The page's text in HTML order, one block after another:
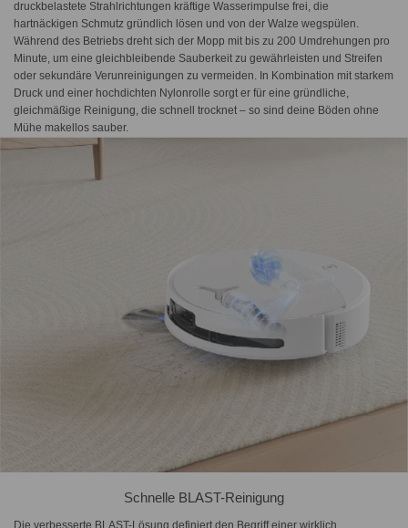
druckbelastete Strahlrichtungen kräftige Wasserimpulse frei, die
hartnäckigen Schmutz gründlich lösen und von der Walze wegspülen.
Während des Betriebs dreht sich der Mopp mit bis zu 200 Umdrehungen pro
Minute, um eine gleichbleibende Sauberkeit zu gewährleisten und Streifen
oder sekundäre Verunreinigungen zu vermeiden. In Kombination mit starkem
Druck und einer hochdichten Nylonrolle sorgt er für eine gründliche,
gleichmäßige Reinigung, die schnell trocknet – so sind deine Böden ohne
Mühe makellos sauber.
Schnelle BLAST-Reinigung